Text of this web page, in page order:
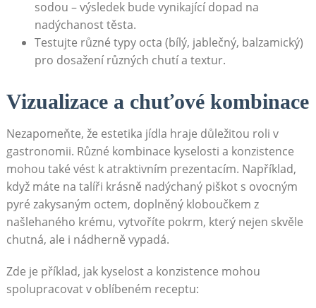
sodou – výsledek bude vynikající dopad na
nadýchanost ⁣těsta.
Testujte různé typy ⁤octa (bílý, jablečný, balzamický)
pro dosažení různých chutí ⁤a textur.
Vizualizace a chuťové kombinace
Nezapomeňte, že ‌estetika jídla hraje důležitou roli v
gastronomii.⁢ Různé kombinace kyselosti a konzistence
⁢mohou také vést⁤ k atraktivním prezentacím. Například,
když máte na​ talíři krásně nadýchaný‍ piškot s ovocným
pyré zakysaným ‌octem, doplněný kloboučkem z
našlehaného krému, vytvoříte⁣ pokrm, který nejen‌ skvěle
chutná, ale i nádherně vypadá.
Zde je příklad, jak kyselost a ‍konzistence mohou
spolupracovat​ v​ oblíbeném receptu: